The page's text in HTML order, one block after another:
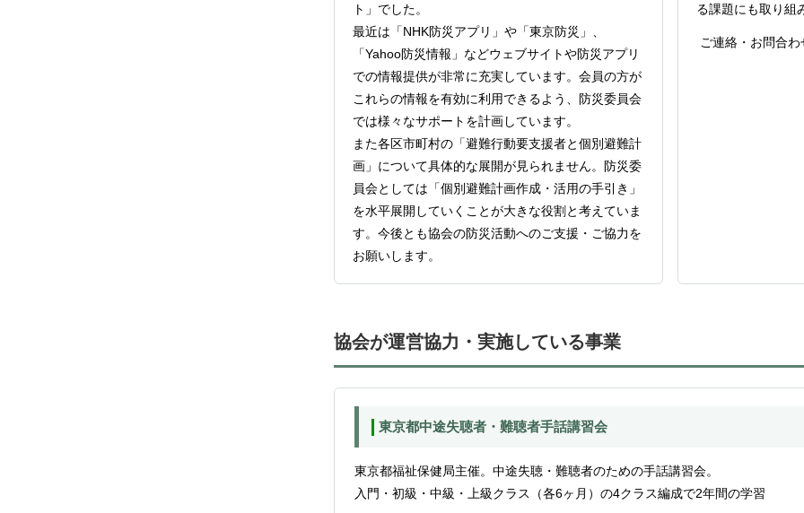
ト」でした。
最近は「NHK防災アプリ」や「東京防災」、
「Yahoo防災情報」などウェブサイトや防災アプリ
での情報提供が非常に充実しています。会員の方が
これらの情報を有効に利用できるよう、防災委員会
では様々なサポートを計画しています。
また各区市町村の「避難行動要支援者と個別避難計
画」について具体的な展開が見られません。防災委
員会としては「個別避難計画作成・活用の手引き」
を水平展開していくことが大きな役割と考えていま
す。今後とも協会の防災活動へのご支援・ご協力を
お願いします。
る課題にも取り組
ご連絡・お問合
協会が運営協力・実施している事業
東京都中途失聴者・難聴者手話講習会
東京都福祉保健局主催。中途失聴・難聴者のための手話講習会。
入門・初級・中級・上級クラス（各6ヶ月）の4クラス編成で2年間の学習